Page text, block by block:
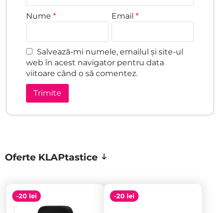
Nume * Email*
Salvează-mi numele, emailul și site-ul
web în acest navigator pentru data
viitoare când o să comentez.
Oferte KLAPtastice
-20 lei -20 lei